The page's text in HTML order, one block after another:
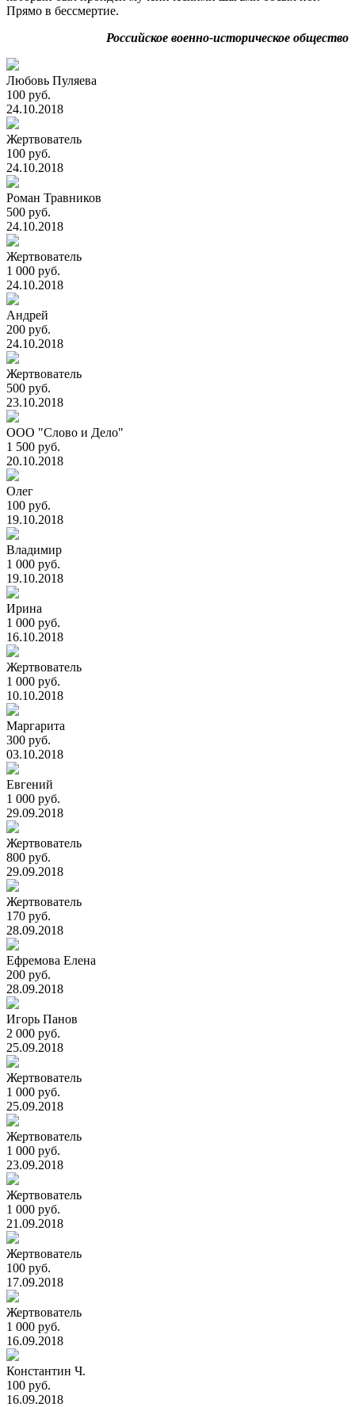
Прямо в бессмертие.
Российское военно-историческое общество
Любовь Пуляева
100 руб.
24.10.2018
Жертвователь
100 руб.
24.10.2018
Роман Травников
500 руб.
24.10.2018
Жертвователь
1 000 руб.
24.10.2018
Андрей
200 руб.
24.10.2018
Жертвователь
500 руб.
23.10.2018
ООО "Слово и Дело"
1 500 руб.
20.10.2018
Олег
100 руб.
19.10.2018
Владимир
1 000 руб.
19.10.2018
Ирина
1 000 руб.
16.10.2018
Жертвователь
1 000 руб.
10.10.2018
Маргарита
300 руб.
03.10.2018
Евгений
1 000 руб.
29.09.2018
Жертвователь
800 руб.
29.09.2018
Жертвователь
170 руб.
28.09.2018
Ефремова Елена
200 руб.
28.09.2018
Игорь Панов
2 000 руб.
25.09.2018
Жертвователь
1 000 руб.
25.09.2018
Жертвователь
1 000 руб.
23.09.2018
Жертвователь
1 000 руб.
21.09.2018
Жертвователь
100 руб.
17.09.2018
Жертвователь
1 000 руб.
16.09.2018
Константин Ч.
100 руб.
16.09.2018